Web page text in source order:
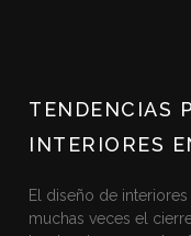
TENDENCIAS
INTERIORES
El diseño de
muchas veces el